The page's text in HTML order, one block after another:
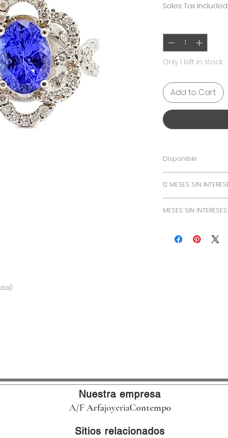
Sales Tax Included
Only 1 left in stock
Add to Cart
Disponible
inmediata
12 MESES SIN
VALIDO CON
APLICAN
MESES SIN INTERESES
CON TARJETAS DE
Nuestra empresa
A/F ArfajoyeriaContempo
Sitios relacionados